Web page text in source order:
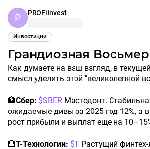
P PROFiInvest
Инвестиции
Грандиозная
Как думаете на ваш взгляд, в текущей ситуации имеет
смысл уделить этой "великолепной
🏦Сбер: $SBER Мастодонт.
ожидаемые дивы за 2025 год 12%, а
рост прибыли и выплат еще на
🏦Т-Технологии: $T Растущий финтех-